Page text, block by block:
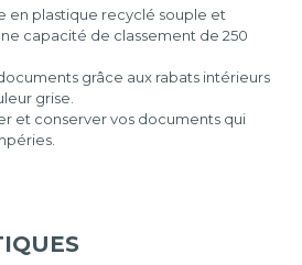
en plastique recyclé souple et
capacité de classement de 250
grâce aux rabats intérieurs
grise.
et conserver vos documents qui